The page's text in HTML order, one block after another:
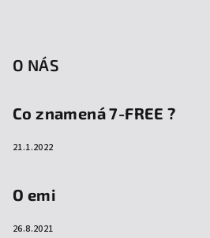
O NÁS
Co znamená 7-FREE ?
21.1.2022
O emi
26.8.2021